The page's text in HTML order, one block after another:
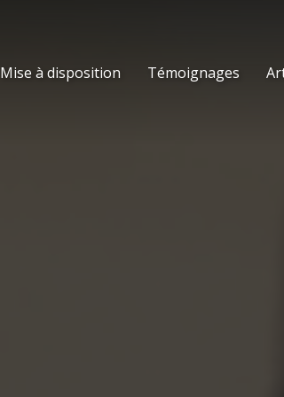
Mise à disposition Témoignages